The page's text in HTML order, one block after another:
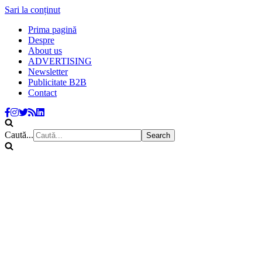
Sari la conținut
Prima pagină
Despre
About us
ADVERTISING
Newsletter
Publicitate B2B
Contact
Caută...